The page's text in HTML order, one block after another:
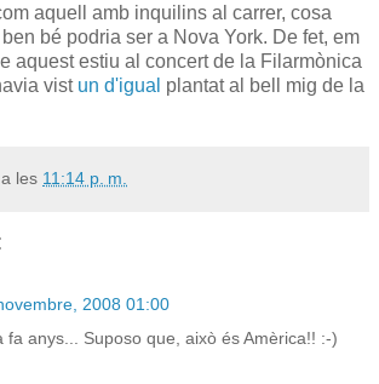
aquell amb inquilins al carrer, cosa
bé podria ser a Nova York. De fet, em
aquest estiu al concert de la Filarmònica
vist un d'igual plantat al bell mig de la
les 11:14 p. m.
2008 01:00
fa anys... Suposo que, això és Amèrica!! :-)